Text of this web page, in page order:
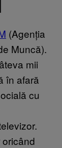
(Agenția
Muncă).
mii
în afară
cu